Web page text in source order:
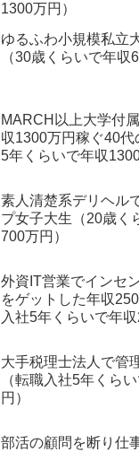
1300万円）
ゆるふわ小規模私立
（30歳くらいで年収
MARCH以上大学付
収1300万円稼ぐ40
5年くらいで年収1300
素人清楚系デリヘル
プ女子大生（20歳く
700万円）
外資IT営業でインセ
をゲットした年収
入社5年くらいで年収
大手税理士法人で管
（転職入社5年くら
円）
部活の顧問を断り仕